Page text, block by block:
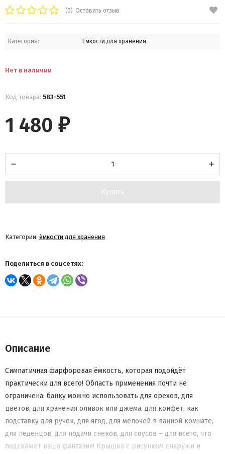
(0) Оставить отзыв
Категория: Ёмкости для хранения
Нет в наличии
Код товара: 583-551
1 480 ₽
Купить
Категории: ёмкости для хранения
Поделиться в соцсетях:
Описание
Симпатичная фарфоровая ёмкость, которая подойдёт
практически для всего! Область применения почти не
ограничена: банку можно использовать для орехов, для
цветов, для хранения оливок или джема, для конфет, как
подставку для ручек, для ягод, для мелочей в ванной комнате,
для леденцов, для подачи снеков, для соусов – для всего, что
подскажет ваша фантазия! Крышка с рисунком снаружи и